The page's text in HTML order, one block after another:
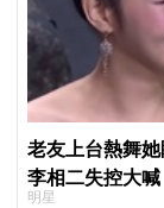
老友上台熱舞
李相二失控大
明星